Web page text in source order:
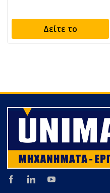
Δείτε το